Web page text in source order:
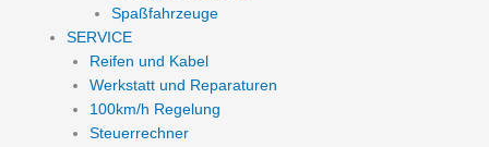
Spaßfahrzeuge
SERVICE
Reifen und Kabel
Werkstatt und Reparaturen
100km/h Regelung
Steuerrechner